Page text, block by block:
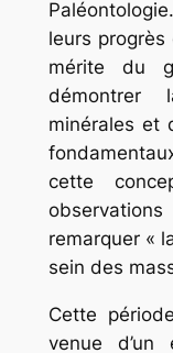
leurs
mérite du
démontrer
minérales et
cette
remarquer «
sein des
Cette
venue d’un